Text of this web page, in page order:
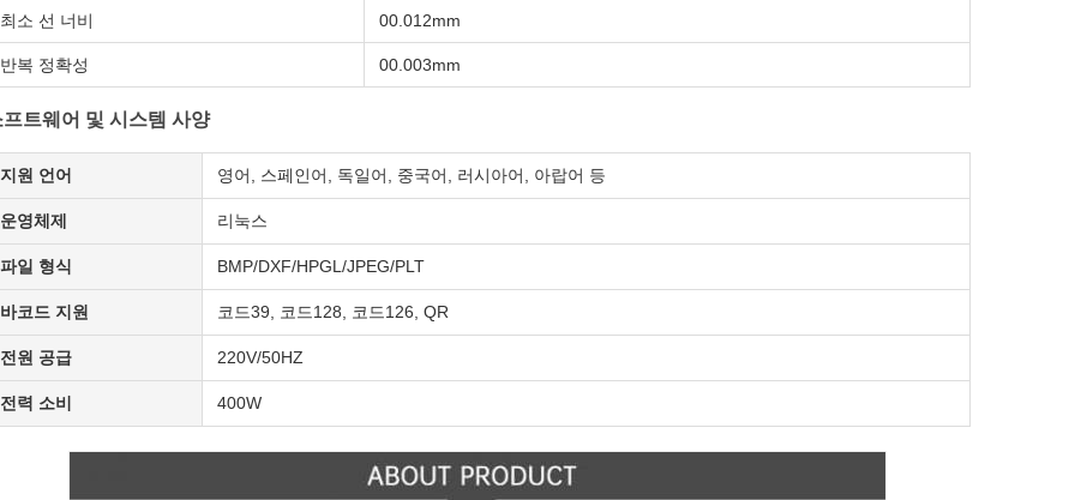
최소 선 너비 00.012mm
반복 정확성 00.003mm
프트웨어 및 시스템 사양
지원 언어 영어, 스페인어, 독일어, 중국어, 러시아어, 아랍어 등
운영체제 리눅스
파일 형식 BMP/DXF/HPGL/JPEG/PLT
바코드 지원 코드39, 코드128, 코드126, QR
전원 공급 220V/50HZ
전력 소비 400W